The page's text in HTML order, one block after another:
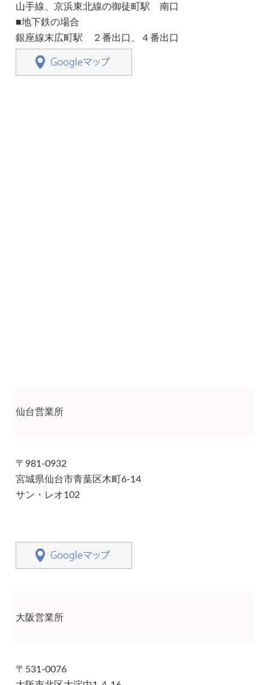
山手線、京浜東北線の御徒町駅 南口
■地下鉄の場合
銀座線末広町駅 ２番出口、４番出口
仙台営業所
〒981-0932
宮城県仙台市青葉区木町6-14
サン・レオ102
大阪営業所
〒531-0076